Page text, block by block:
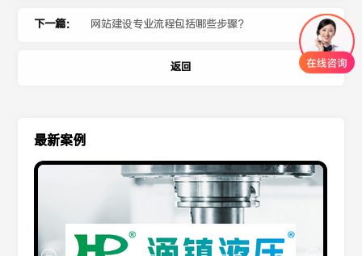
下一篇： 网站建设专业流程包括哪些步骤？
返回
最新案例